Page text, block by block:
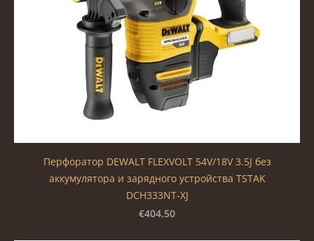
Перфоратор DEWALT FLEXVOLT 54V/18V 3.5J без
аккумулятора и зарядного устройства TSTAK
DCH333NT-XJ
€404.50